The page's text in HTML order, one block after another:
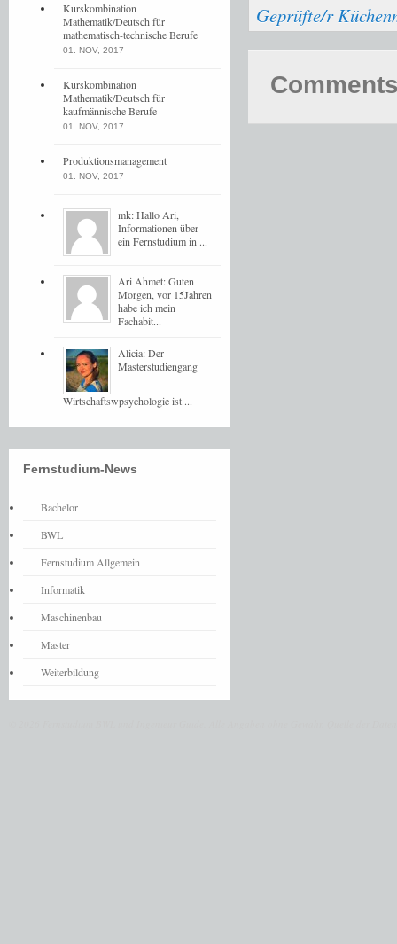
Geprüfte/r
Kurskombination
Mathematik/Deutsch für
mathematisch-technische Berufe
01. NOV, 2017
Kurskombination
Mathematik/Deutsch für
kaufmännische Berufe
01. NOV, 2017
Produktionsmanagement
01. NOV, 2017
mk: Hallo Ari,
Informationen über
ein Fernstudium in ...
Ari Ahmet: Guten
Morgen, vor 15Jahren
habe ich mein
Fachabit...
Alicia: Der
Masterstudiengang
Wirtschaftswpsychologie ist ...
Fernstudium-News
Bachelor
BWL
Fernstudium Allgemein
Informatik
Maschinenbau
Master
Weiterbildung